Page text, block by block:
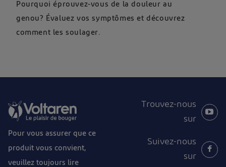
Pourquoi éprouvez-vous de la douleur au
genou? Évaluez vos symptômes et découvrez
comment les soulager.
Pour vous assurer que ce
produit vous convient,
veuillez toujours lire
Trouvez-nous
sur
Suivez-nous
sur